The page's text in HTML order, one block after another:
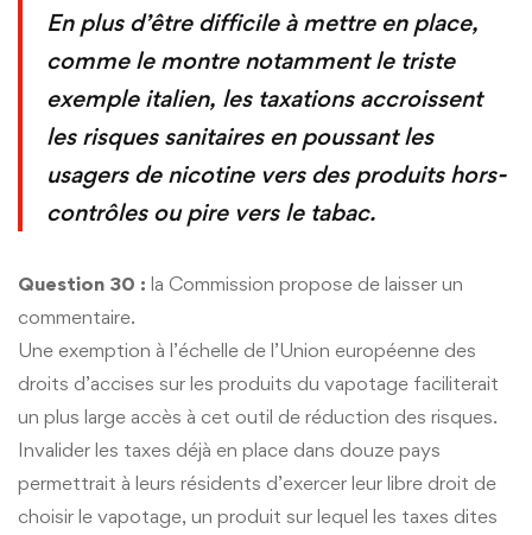
En plus d’être difficile à mettre en place,
comme le montre notamment le triste
exemple italien, les taxations accroissent
les risques sanitaires en poussant les
usagers de nicotine vers des produits hors-
contrôles ou pire vers le tabac.
Question 30 : la Commission propose de laisser un
commentaire.
Une exemption à l’échelle de l’Union européenne des
droits d’accises sur les produits du vapotage faciliterait
un plus large accès à cet outil de réduction des risques.
Invalider les taxes déjà en place dans douze pays
permettrait à leurs résidents d’exercer leur libre droit de
choisir le vapotage, un produit sur lequel les taxes dites